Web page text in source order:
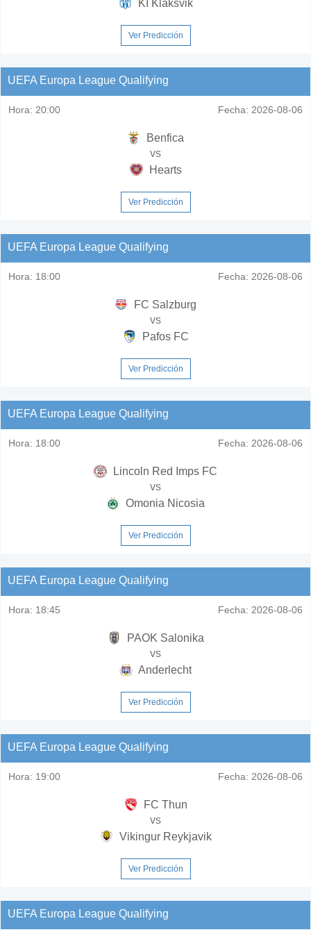
KI Klaksvik
Ver Predicción
UEFA Europa League Qualifying
Hora: 20:00 Fecha: 2026-08-06
Benfica
vs
Hearts
Ver Predicción
UEFA Europa League Qualifying
Hora: 18:00 Fecha: 2026-08-06
FC Salzburg
vs
Pafos FC
Ver Predicción
UEFA Europa League Qualifying
Hora: 18:00 Fecha: 2026-08-06
Lincoln Red Imps FC
vs
Omonia Nicosia
Ver Predicción
UEFA Europa League Qualifying
Hora: 18:45 Fecha: 2026-08-06
PAOK Salonika
vs
Anderlecht
Ver Predicción
UEFA Europa League Qualifying
Hora: 19:00 Fecha: 2026-08-06
FC Thun
vs
Vikingur Reykjavik
Ver Predicción
UEFA Europa League Qualifying